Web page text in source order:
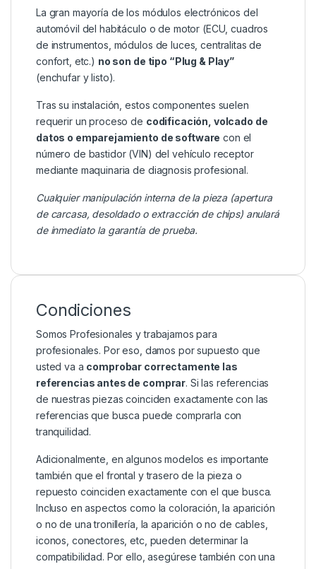
La gran mayoría de los módulos electrónicos del
automóvil del habitáculo o de motor (ECU, cuadros
de instrumentos, módulos de luces, centralitas de
confort, etc.) no son de tipo “Plug & Play”
(enchufar y listo).
Tras su instalación, estos componentes suelen
requerir un proceso de codificación, volcado de
datos o emparejamiento de software con el
número de bastidor (VIN) del vehículo receptor
mediante maquinaria de diagnosis profesional.
Cualquier manipulación interna de la pieza (apertura
de carcasa, desoldado o extracción de chips) anulará
de inmediato la garantía de prueba.
Condiciones
Somos Profesionales y trabajamos para
profesionales. Por eso, damos por supuesto que
usted va a comprobar correctamente las
referencias antes de comprar. Si las referencias
de nuestras piezas coinciden exactamente con las
referencias que busca puede comprarla con
tranquilidad.
Adicionalmente, en algunos modelos es importante
también que el frontal y trasero de la pieza o
repuesto coinciden exactamente con el que busca.
Incluso en aspectos como la coloración, la aparición
o no de una tronillería, la aparición o no de cables,
iconos, conectores, etc, pueden determinar la
compatibilidad. Por ello, asegúrese también con una